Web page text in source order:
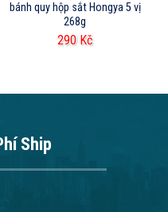
bánh quy hộp sắt Hongya 5 vị
268g
290 Kč
Ship